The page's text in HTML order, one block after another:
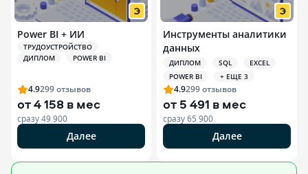
Power BI + ИИ
ТРУДОУСТРОЙСТВО
ДИПЛОМ
POWER BI
4.9299отзывов
от4 158 в мес
сразу49 900
Далее
Инструменты аналитики
данных
ДИПЛОМ SQL
EXCEL
POWER BI
+ ЕЩЕ 3
4.9299отзывов
от 5 491 в мес
сразу65 900
Далее